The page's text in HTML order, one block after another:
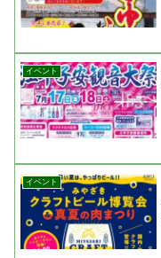
イベント
イベント